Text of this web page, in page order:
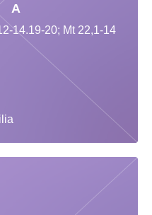
A
14.19-20; Mt 22,1-14